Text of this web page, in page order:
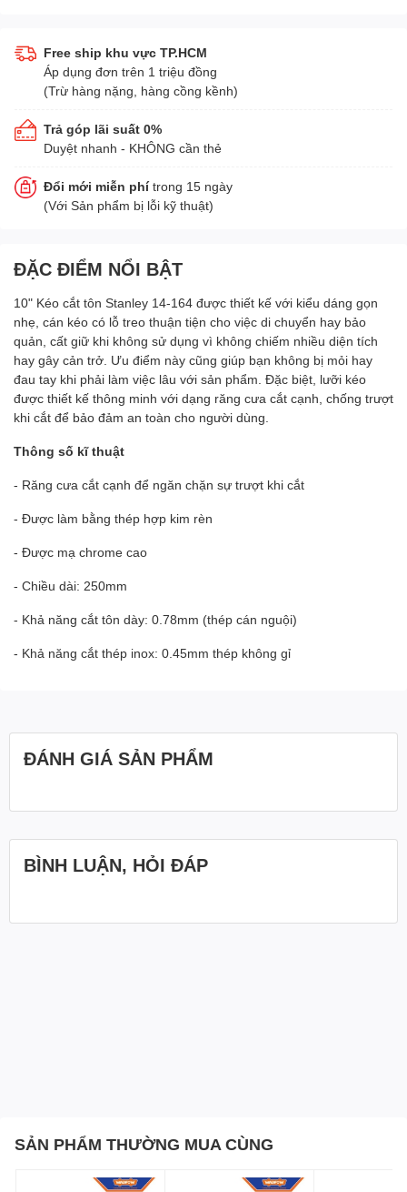
Free ship khu vực TP.HCM
Áp dụng đơn trên 1 triệu đồng
(Trừ hàng nặng, hàng cồng kềnh)
Trả góp lãi suất 0%
Duyệt nhanh - KHÔNG cần thẻ
Đổi mới miễn phítrong 15 ngày
(Với Sản phẩm bị lỗi kỹ thuật)
ĐẶC ĐIỂM NỔI BẬT
10" Kéo cắt tôn Stanley 14-164 được thiết kế với kiểu dáng gọn
nhẹ, cán kéo có lỗ treo thuận tiện cho việc di chuyển hay bảo
quản, cất giữ khi không sử dụng vì không chiếm nhiều diện tích
hay gây cản trở. Ưu điểm này cũng giúp bạn không bị mỏi hay
đau tay khi phải làm việc lâu với sản phẩm. Đặc biệt, lưỡi kéo
được thiết kế thông minh với dạng răng cưa cắt cạnh, chống trượt
khi cắt để bảo đảm an toàn cho người dùng.
Thông số kĩ thuật
- Răng cưa cắt cạnh để ngăn chặn sự trượt khi cắt
- Được làm bằng thép hợp kim rèn
- Được mạ chrome cao
- Chiều dài: 250mm
- Khả năng cắt tôn dày: 0.78mm (thép cán nguội)
- Khả năng cắt thép inox: 0.45mm thép không gỉ
ĐÁNH GIÁ SẢN PHẨM
BÌNH LUẬN, HỎI ĐÁP
SẢN PHẨM THƯỜNG MUA CÙNG